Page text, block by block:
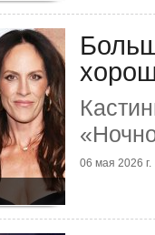
06 мая 2026 г.